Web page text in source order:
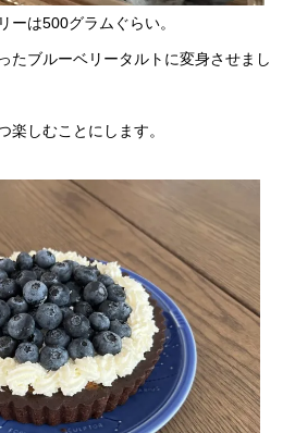
ーは500グラムぐらい。
たブルーベリータルトに変身させまし
楽しむことにします。